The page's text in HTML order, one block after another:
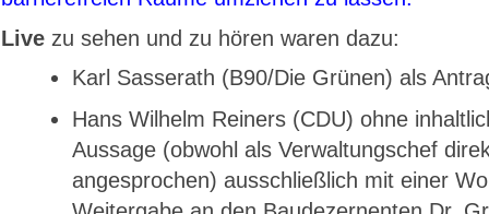
Live zu sehen und zu hören waren dazu:
Karl Sasserath (B90/Die Grünen) als
Hans Wilhelm Reiners (CDU) ohne
Aussage (obwohl als Verwaltungschef
angesprochen) ausschließlich mit einer